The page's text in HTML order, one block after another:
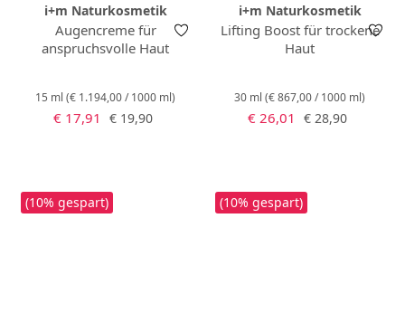
i+m Naturkosmetik
Augencreme für
anspruchsvolle Haut
15 ml (€ 1.194,00 / 1000 ml)
Verkaufspreis:
€ 17,91 Regulärer Preis:
€ 19,90
i+m Naturkosmetik
Lifting Boost für trockene
Haut
30 ml (€ 867,00 / 1000 ml)
Verkaufspreis:
€ 26,01 Regulärer Preis:
€ 28,90
(10% gespart) (10% gespart)